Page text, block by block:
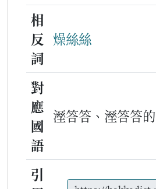
相
反
詞
燥絲絲
對
應
國
語
溼答答、溼答答
引